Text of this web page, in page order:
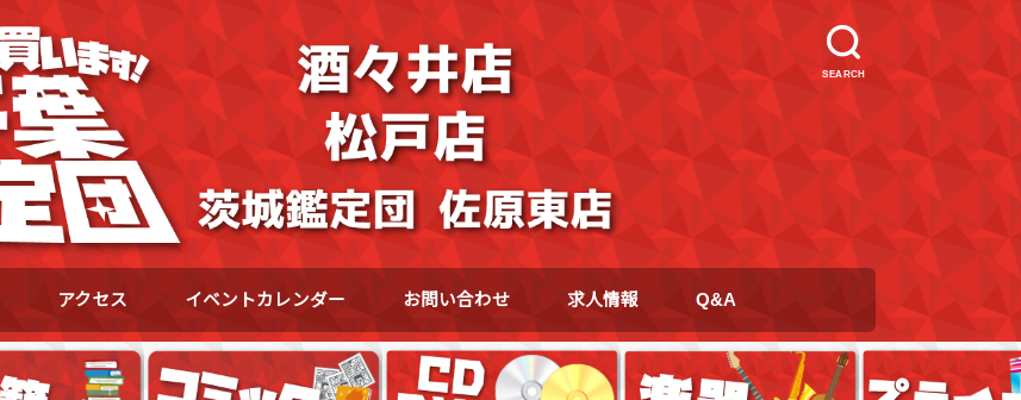
SEARCH
アクセス イベントカレンダー お問い合わせ 求人情報 Q&A